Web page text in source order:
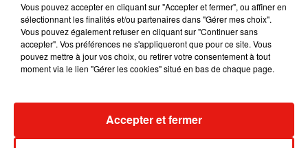
+ DE JEUX
Musique
Angèle et
dévoilent leur
collaboration
Vous pouvez accepter en cliquant sur "Accepter et fermer", ou affiner en
sélectionnant les finalités et/ou partenaires dans "Gérer mes choix".
Vous pouvez également refuser en cliquant sur "Continuer sans
accepter". Vos préférences ne s'appliqueront que pour ce site. Vous
pouvez mettre à jour vos choix, ou retirer votre consentement à tout
moment via le lien "Gérer les cookies" situé en bas de chaque page.
Accepter et fermer